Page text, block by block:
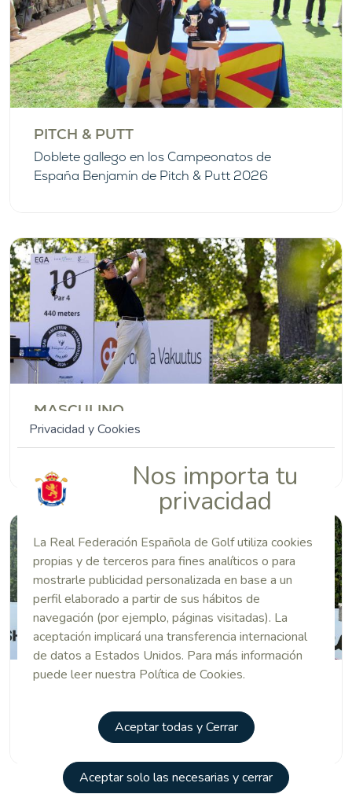
Privacidad y Cookies
Nos importa tu
privacidad
La Real Federación Española de Golf utiliza cookies
propias y de terceros para fines analíticos o para
mostrarle publicidad personalizada en base a un
perfil elaborado a partir de sus hábitos de
navegación (por ejemplo, páginas visitadas). La
aceptación implicará una transferencia internacional
de datos a Estados Unidos. Para más información
puede leer nuestra Política de Cookies.
Aceptar todas y Cerrar
Aceptar solo las necesarias y cerrar
PITCH & PUTT
Doblete gallego en los Campeonatos de
España Benjamín de Pitch & Putt 2026
MASCULINO
El prestigioso US Amateur reta a Alejandro de
Castro y Sergio Jiménez en Pensilvania
JUVENIL
Quinta plaza final para el madrileño Sergio
Vargas en el Reid Trophy